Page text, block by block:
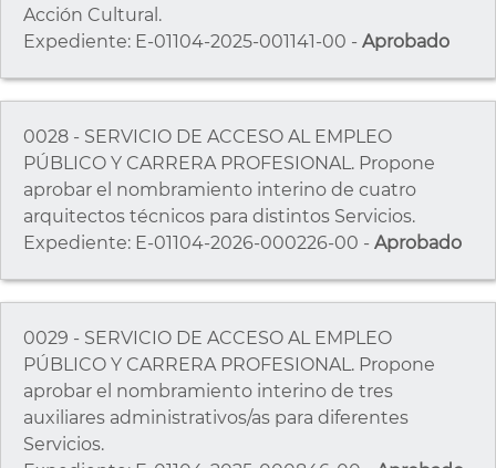
Acción Cultural.
Expediente: E-01104-2025-001141-00 - Aprobado
0028 - SERVICIO DE ACCESO AL EMPLEO
PÚBLICO Y CARRERA PROFESIONAL. Propone
aprobar el nombramiento interino de cuatro
arquitectos técnicos para distintos Servicios.
Expediente: E-01104-2026-000226-00 - Aprobado
0029 - SERVICIO DE ACCESO AL EMPLEO
PÚBLICO Y CARRERA PROFESIONAL. Propone
aprobar el nombramiento interino de tres
auxiliares administrativos/as para diferentes
Servicios.